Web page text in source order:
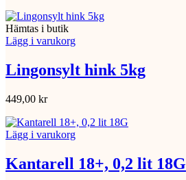
Hämtas i butik
Lägg i varukorg
Lingonsylt hink 5kg
449,00 kr
Lägg i varukorg
Kantarell 18+, 0,2 lit 18G